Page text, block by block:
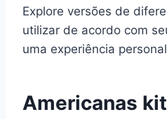
Explore versões de
utilizar de acordo com
uma experiência
Americanas